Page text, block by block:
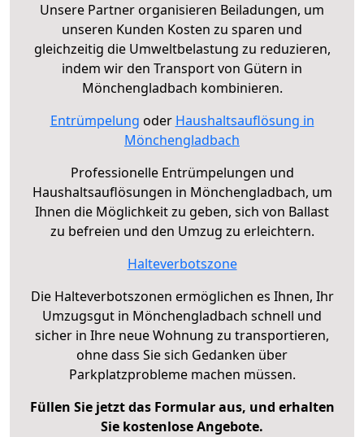
Unsere Partner organisieren Beiladungen, um
unseren Kunden Kosten zu sparen und
gleichzeitig die Umweltbelastung zu reduzieren,
indem wir den Transport von Gütern in
Mönchengladbach kombinieren.
Entrümpelung oder Haushaltsauflösung in
Mönchengladbach
Professionelle Entrümpelungen und
Haushaltsauflösungen in Mönchengladbach, um
Ihnen die Möglichkeit zu geben, sich von Ballast
zu befreien und den Umzug zu erleichtern.
Halteverbotszone
Die Halteverbotszonen ermöglichen es Ihnen, Ihr
Umzugsgut in Mönchengladbach schnell und
sicher in Ihre neue Wohnung zu transportieren,
ohne dass Sie sich Gedanken über
Parkplatzprobleme machen müssen.
Füllen Sie jetzt das Formular aus, und erhalten
Sie kostenlose Angebote.